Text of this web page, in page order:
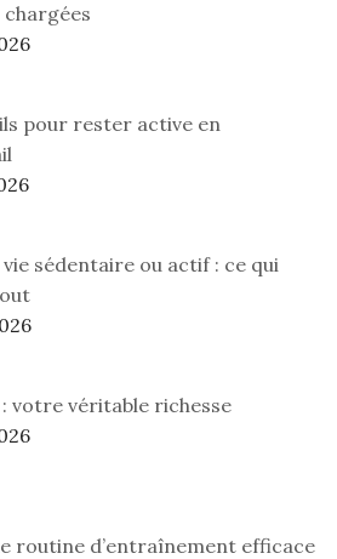
pour rester active en
sédentaire ou actif : ce qui
votre véritable richesse
routine d’entraînement efficace